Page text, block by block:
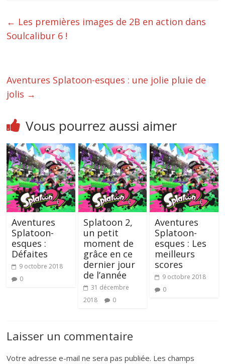
← Les premières images de 2B en action dans
Soulcalibur 6 !
Aventures Splatoon-esques : une jolie pluie de
jolis →
Vous pourrez aussi aimer
Aventures
Splatoon-
esques :
Défaites
9 octobre 2018
0
Splatoon 2,
un petit
moment de
grâce en ce
dernier jour
de l’année
31 décembre
2018
0
Aventures
Splatoon-
esques : Les
meilleurs
scores
9 octobre 2018
0
Laisser un commentaire
Votre adresse e-mail ne sera pas publiée. Les champs